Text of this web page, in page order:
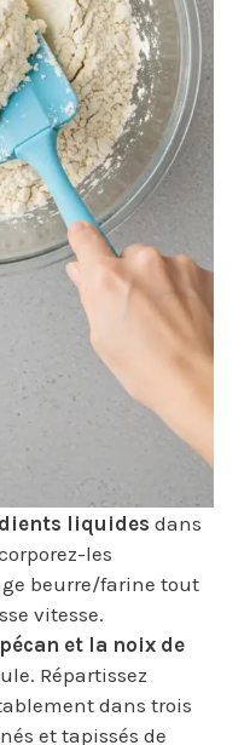
liquides dans
les
beurre/farine tout
vitesse.
et la noix de
Répartissez
dans trois
et tapissés de